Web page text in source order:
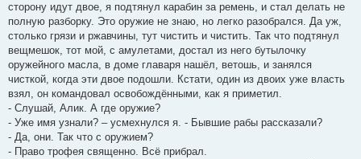
сторону идут двое, я подтянул карабин за ремень, и стал делать не
полную разборку. Это оружие не знаю, но легко разобрался. Да уж,
столько грязи и ржавчины, тут чистить и чистить. Так что подтянул
вещмешок, тот мой, с амулетами, достал из него бутылочку
оружейного масла, в доме главаря нашёл, ветошь, и занялся
чисткой, когда эти двое подошли. Кстати, один из двоих уже власть
взял, он командовал освобождёнными, как я приметил.
- Слушай, Алик. А где оружие?
- Уже имя узнали? – усмехнулся я. - Бывшие рабы рассказали?
- Да, они. Так что с оружием?
- Право трофея священно. Всё прибрал.